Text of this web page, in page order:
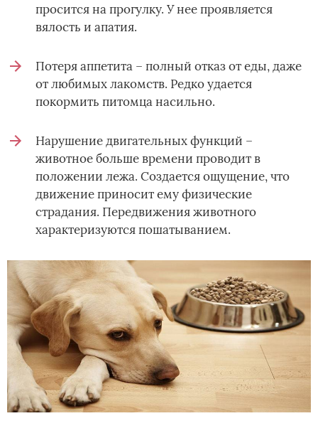
просится на прогулку. У нее проявляется
вялость и апатия.
Потеря аппетита – полный отказ от еды, даже
от любимых лакомств. Редко удается
покормить питомца насильно.
Нарушение двигательных функций –
животное больше времени проводит в
положении лежа. Создается ощущение, что
движение приносит ему физические
страдания. Передвижения животного
характеризуются пошатыванием.